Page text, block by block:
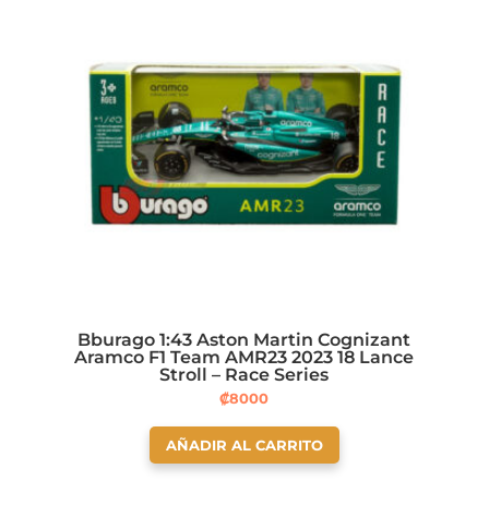
Bburago 1:43 Aston Martin Cognizant
Aramco F1 Team AMR23 2023 18 Lance
Stroll – Race Series
₡8000
AÑADIR AL CARRITO